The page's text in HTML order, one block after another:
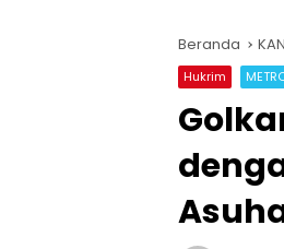
Beranda
Hukrim